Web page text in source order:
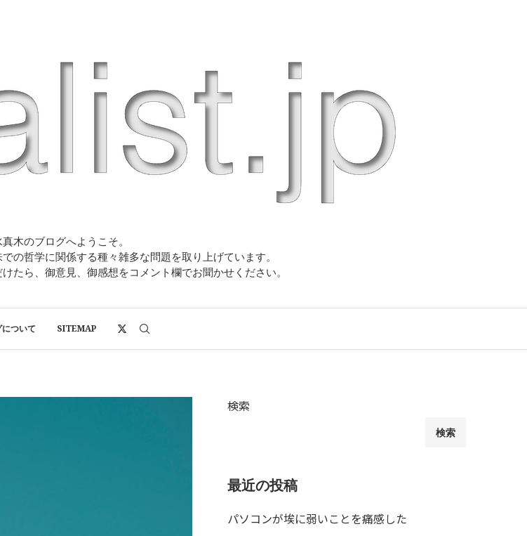
木のブログへようこそ。
の哲学に関係する種々雑多な問題を取り上げています。
たら、御意見、御感想をコメント欄でお聞かせください。
ついて SITEMAP
検索
検索
最近の投稿
パソコンが埃に弱いことを痛感した